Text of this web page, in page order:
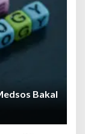
Bakal